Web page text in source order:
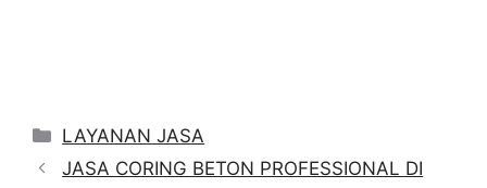
Categories
LAYANAN JASA
JASA CORING BETON PROFESSIONAL DI